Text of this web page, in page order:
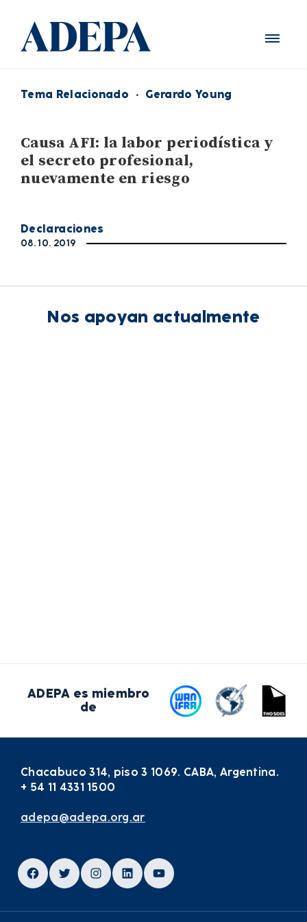
Tema Relacionado · Gerardo Young
Causa AFI: la labor periodística y
el secreto profesional,
nuevamente en riesgo
Declaraciones
08. 10. 2019
Nos apoyan actualmente
ADEPA es miembro
de
Chacabuco 314, piso 3 1069. CABA, Argentina.
+ 54 11 4331 1500
adepa@adepa.org.ar
Facebook
TwitterInstagram
LinkedInYouTube